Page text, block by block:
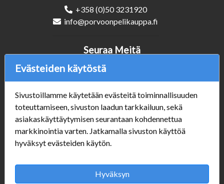
+358 (0)50 3231920
info@porvoonpelikauppa.fi
Verkkokauppa
ALE TUOTTEET
Aukioloajat:
Seuraa Meitä
Evästeiden käytöstä
Sivustoillamme käytetään evästeitä toiminnallisuuden
toteuttamiseen, sivuston laadun tarkkailuun, sekä
asiakaskäyttäytymisen seurantaan kohdennettua
markkinointia varten. Jatkamalla sivuston käyttöä
hyväksyt evästeiden käytön.
Hyväksyn